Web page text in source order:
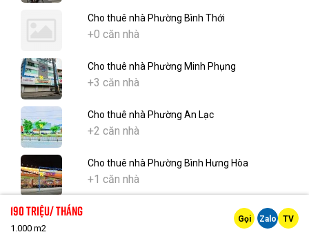
Cho thuê nhà Phường Bình Thới
+0 căn nhà
Cho thuê nhà Phường Minh Phụng
+3 căn nhà
Cho thuê nhà Phường An Lạc
+2 căn nhà
Cho thuê nhà Phường Bình Hưng Hòa
+1 căn nhà
Cho thuê văn phòng
190 triệu/ tháng
1.000 m2
Gọi Zalo TV